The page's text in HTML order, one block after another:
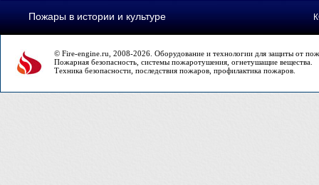
Пожары в истории и культуре
© Fire-engine.ru, 2008-2026. Оборудование и технологии для защиты от
Пожарная безопасность, системы пожаротушения, огнетушащие вещества.
Техника безопасности, последствия пожаров, профилактика пожаров.